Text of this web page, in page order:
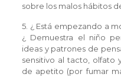
sobre los malos hábitos
5. ¿ Está empezando a
¿ Demuestra el niño
ideas y patrones de
sensitivo al tacto, olfato
de apetito (por fumar